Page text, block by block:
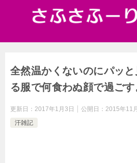
全然温かくないのにパッ
る服で何食わぬ顔で過ごす
更新日： 2017年1月3日 公開日： 2015年11
汗雑記